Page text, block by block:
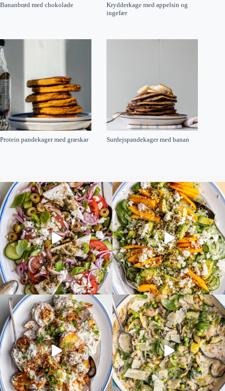
Bananbrød med chokolade
Krydderkage med appelsin og
ingefær
Protein pandekager med græskar Surdejspandekager med banan